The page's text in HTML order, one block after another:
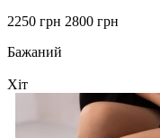
2250 грн 2800 грн
Бажаний
Хіт